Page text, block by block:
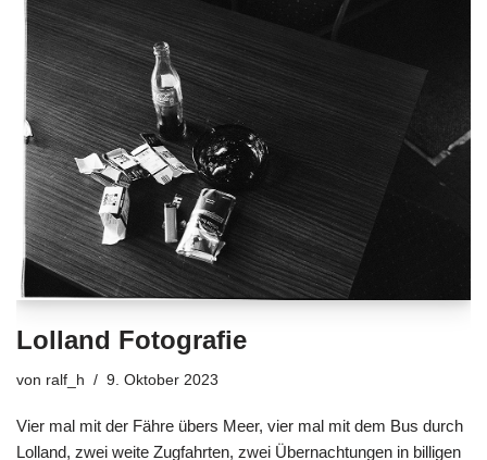
Lolland Fotografie
von ralf_h 9. Oktober 2023
Vier mal mit der Fähre übers Meer, vier mal mit dem Bus durch
Lolland, zwei weite Zugfahrten, zwei Übernachtungen in billigen